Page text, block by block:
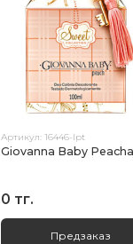
Артикул: 16446-lpt
Giovanna Baby Peacha
0 тг.
Предзаказ